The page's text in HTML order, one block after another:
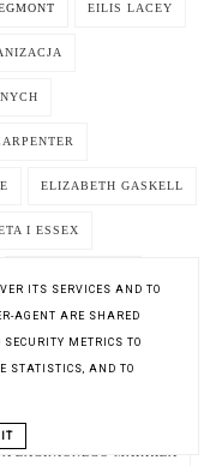
EILIS LACEY
ELIZABETH GASKELL
I ESSEX
EMILIA PADOŁ
HENRY
ZAGINIONEGO MARKIZA
ITS SERVICES AND TO
AGENT ARE SHARED
METRICS TO
STATISTICS, AND TO
IT